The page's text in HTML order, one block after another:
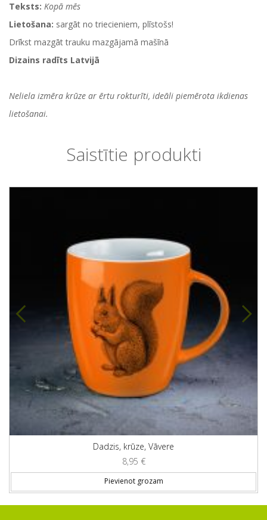
Teksts: Kopā mēs
Lietošana: sargāt no triecieniem, plīstošs!
Drīkst mazgāt trauku mazgājamā mašīnā
Dizains radīts Latvijā
Neliela izmēra krūze ar ērtu rokturīti, ideāli piemērota ikdienas
lietošanai.
Saistītie produkti
Dadzis, krūze, Vāvere
8,95 €
Pievienot grozam